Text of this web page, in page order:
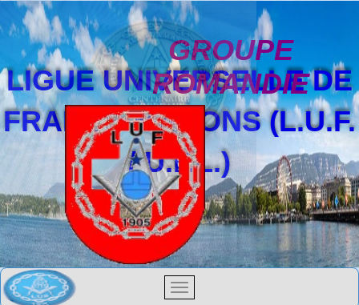
LIGUE UNIVERSELLE DE
FRANCS-MAÇONS (L.U.F.
/ U.F.L.)
GROUPE
ROMANDIE